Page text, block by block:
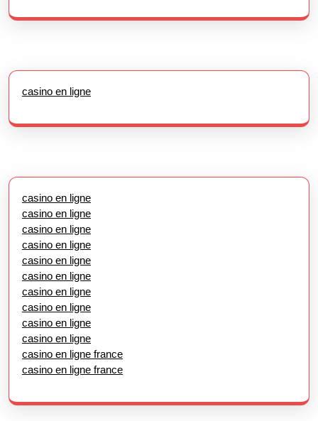
casino en ligne
casino en ligne
casino en ligne
casino en ligne
casino en ligne
casino en ligne
casino en ligne
casino en ligne
casino en ligne
casino en ligne
casino en ligne
casino en ligne france
casino en ligne france